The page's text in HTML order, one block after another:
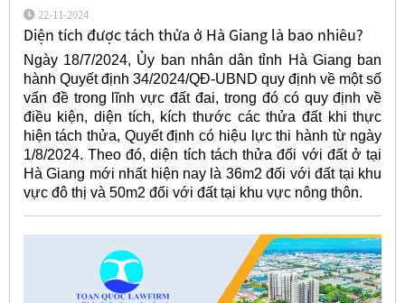
22-11-2024
Diện tích được tách thửa ở Hà Giang là bao nhiêu?
Ngày 18/7/2024, Ủy ban nhân dân tỉnh Hà Giang ban
hành Quyết định 34/2024/QĐ-UBND quy định về một số
vấn đề trong lĩnh vực đất đai, trong đó có quy định về
điều kiện, diện tích, kích thước các thửa đất khi thực
hiện tách thửa, Quyết định có hiệu lực thi hành từ ngày
1/8/2024. Theo đó, diện tích tách thửa đối với đất ở tại
Hà Giang mới nhất hiện nay là 36m2 đối với đất tại khu
vực đô thị và 50m2 đối với đất tại khu vực nông thôn.